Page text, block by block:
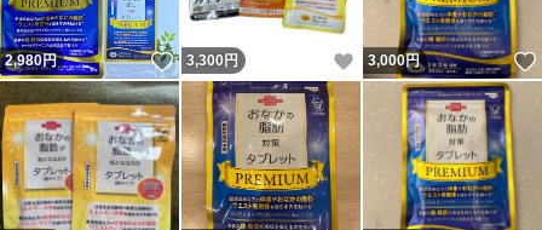
2,980円 いいね！
3,300 円 いいね！
3,000円